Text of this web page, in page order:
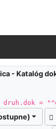
- Katalóg
druh.dok =